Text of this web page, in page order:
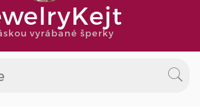
vyrábané šperky